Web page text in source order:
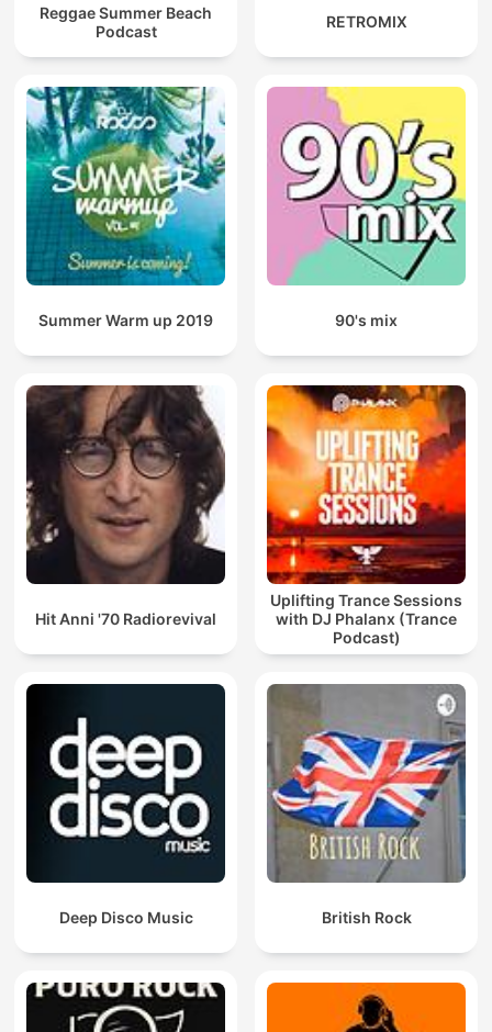
Reggae Summer Beach
Podcast
RETROMIX
Summer Warm up 2019 90's mix
Hit Anni '70 Radiorevival
Uplifting Trance Sessions
with DJ Phalanx (Trance
Podcast)
Deep Disco Music British Rock